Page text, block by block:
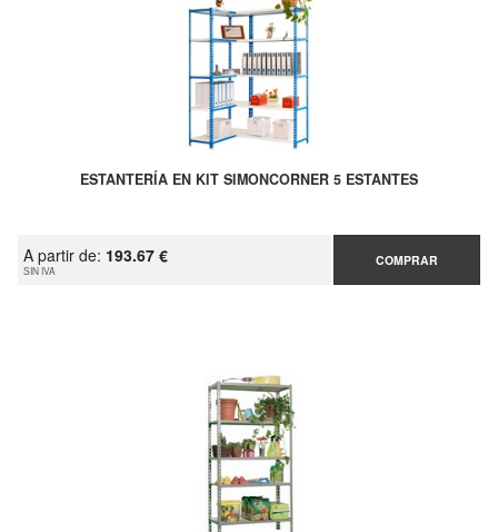
ESTANTERÍA EN KIT SIMONCORNER 5 ESTANTES
A partir de: 193.67 €
SIN IVA
COMPRAR